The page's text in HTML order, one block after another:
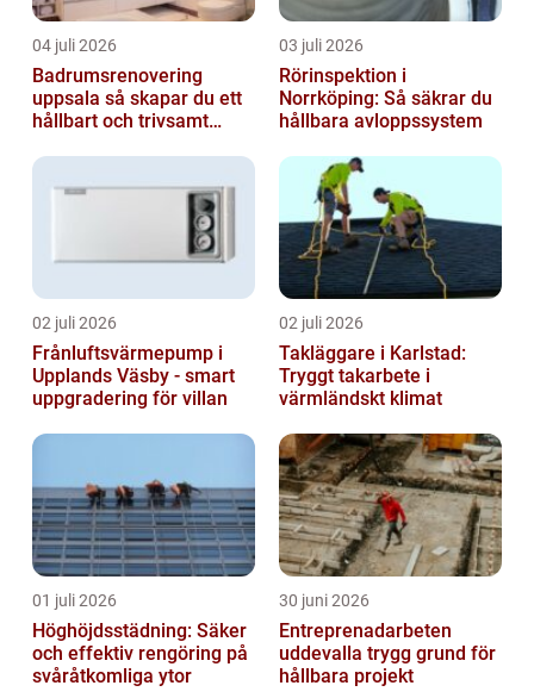
04 juli 2026
Badrumsrenovering
uppsala så skapar du ett
hållbart och trivsamt
03 juli 2026
Rörinspektion i
Norrköping: Så säkrar du
hållbara avloppssystem
02 juli 2026
Frånluftsvärmepump i
Upplands Väsby - smart
uppgradering för villan
02 juli 2026
Takläggare i Karlstad:
Tryggt takarbete i
värmländskt klimat
01 juli 2026
Höghöjdsstädning: Säker
och effektiv rengöring på
svåråtkomliga ytor
30 juni 2026
Entreprenadarbeten
uddevalla trygg grund för
hållbara projekt